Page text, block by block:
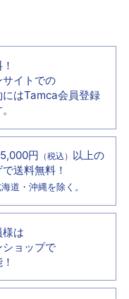
イトでの
にはTamca会員登録
円 （税込） 以上の
で送料無料！
道・沖縄を除く。
様は
ョップで